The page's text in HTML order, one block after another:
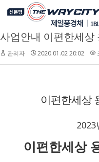
사업안내 이편한세상
관리자 2020.01.02 20:02
이편한세상
2023
이편한세상